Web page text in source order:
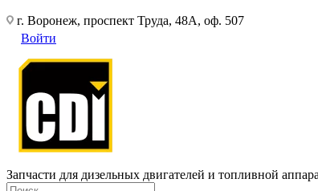
г. Воронеж, проспект Труда, 48А, оф. 507
Войти
Запчасти для дизельных двигателей и топливной